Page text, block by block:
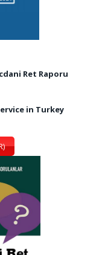
Ret Raporu
in Turkey